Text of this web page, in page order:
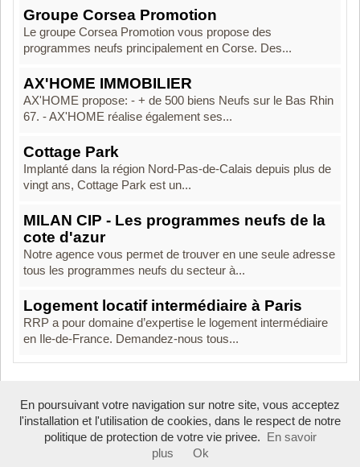
Groupe Corsea Promotion
Le groupe Corsea Promotion vous propose des
programmes neufs principalement en Corse. Des...
AX'HOME IMMOBILIER
AX'HOME propose: - + de 500 biens Neufs sur le Bas Rhin
67. - AX'HOME réalise également ses...
Cottage Park
Implanté dans la région Nord-Pas-de-Calais depuis plus de
vingt ans, Cottage Park est un...
MILAN CIP - Les programmes neufs de la
cote d'azur
Notre agence vous permet de trouver en une seule adresse
tous les programmes neufs du secteur à...
Logement locatif intermédiaire à Paris
RRP a pour domaine d’expertise le logement intermédiaire
en Ile-de-France. Demandez-nous tous...
Boosté par Arfooo 2.02 - © 2007 - 2026
En poursuivant votre navigation sur notre site, vous acceptez
l'installation et l'utilisation de cookies, dans le respect de notre
politique de protection de votre vie privee.
En savoir
plus
Ok